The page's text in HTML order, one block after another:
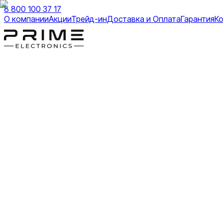
8 800 100 37 17
О компанииАкцииТрейд-инДоставка и ОплатаГарантия